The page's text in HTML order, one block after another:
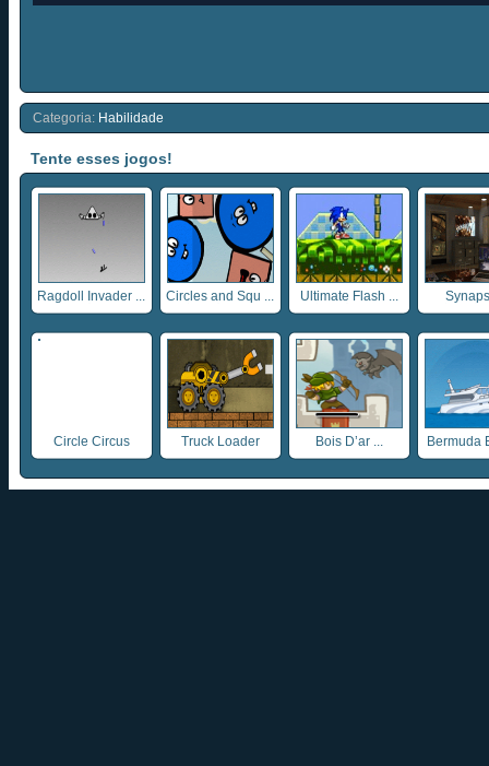
Categoria: Habilidade
Tente esses jogos!
Ragdoll Invader ... Circles and Squ ... Ultimate Flash ...
Circle Circus Truck Loader Bois D’ar ... Bermuda